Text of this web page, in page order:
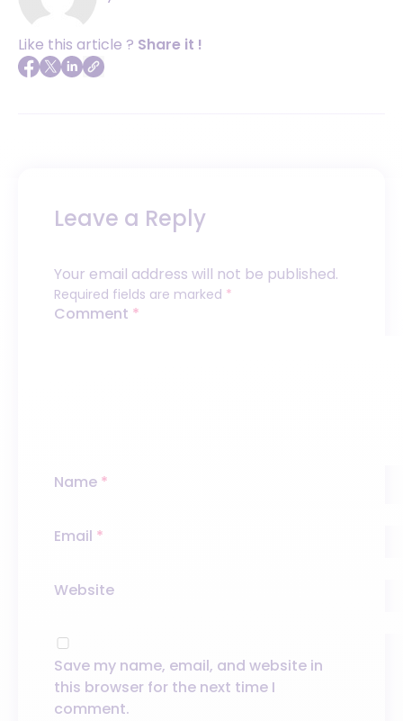
Like this article ? Share it !
Leave a Reply
Your email address will not be published.
Required fields are marked *
Comment *
Name *
Email *
Website
Save my name, email, and website in
this browser for the next time I
comment.